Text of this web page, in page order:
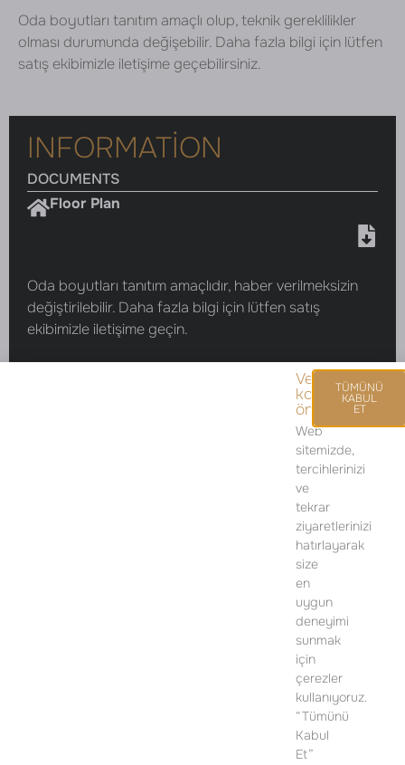
Oda boyutları tanıtım amaçlı olup, teknik gereklilikler
olması durumunda değişebilir. Daha fazla bilgi için lütfen
satış ekibimizle iletişime geçebilirsiniz.
INFORMATION
DOCUMENTS
Floor Plan
Oda boyutları tanıtım amaçlıdır, haber verilmeksizin
değiştirilebilir. Daha fazla bilgi için lütfen satış
ekibimizle iletişime geçin.
DETAYLI BILGI IÇIN LÜTFEN ILETIŞIME GEÇIN
Veri
korumasını
önemsiyoruz.
Web
sitemizde,
tercihlerinizi
ve
tekrar
ziyaretlerinizi
hatırlayarak
size
en
uygun
deneyimi
sunmak
için
çerezler
kullanıyoruz.
“Tümünü
Kabul
Et”
TÜMÜNÜ
KABUL
ET